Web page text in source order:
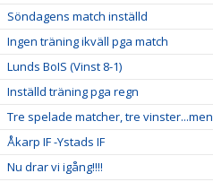
Söndagens match inställd
Ingen träning ikväll pga match
Lunds BoIS (Vinst 8-1)
Inställd träning pga regn
Tre spelade matcher, tre vinster...men
Åkarp IF -Ystads IF
Nu drar vi igång!!!!